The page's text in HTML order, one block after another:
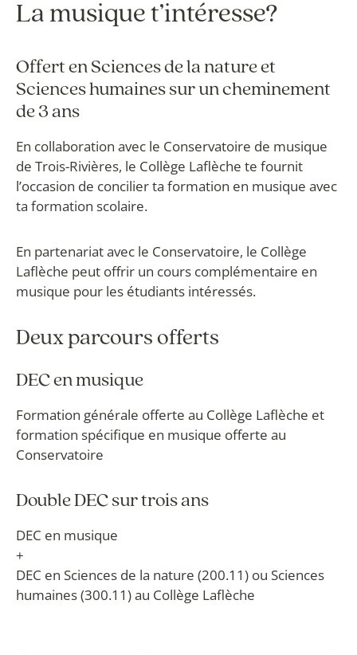
La musique t’intéresse?
Offert en Sciences de la nature et
Sciences humaines sur un cheminement
de 3 ans
En collaboration avec le Conservatoire de musique
de Trois-Rivières, le Collège Laflèche te fournit
l’occasion de concilier ta formation en musique avec
ta formation scolaire.
En partenariat avec le Conservatoire, le Collège
Laflèche peut offrir un cours complémentaire en
musique pour les étudiants intéressés.
Deux parcours offerts
DEC en musique
Formation générale offerte au Collège Laflèche et
formation spécifique en musique offerte au
Conservatoire
Double DEC sur trois ans
DEC en musique
+
DEC en Sciences de la nature (200.11) ou Sciences
humaines (300.11) au Collège Laflèche